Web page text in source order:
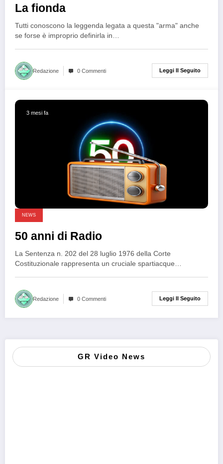
La fionda
Tutti conoscono la leggenda legata a questa "arma" anche
se forse è improprio definirla in…
Redazione 0 Commenti Leggi Il Seguito
3 mesi fa
NEWS
50 anni di Radio
La Sentenza n. 202 del 28 luglio 1976 della Corte
Costituzionale rappresenta un cruciale spartiacque…
Redazione 0 Commenti Leggi Il Seguito
GR Video News